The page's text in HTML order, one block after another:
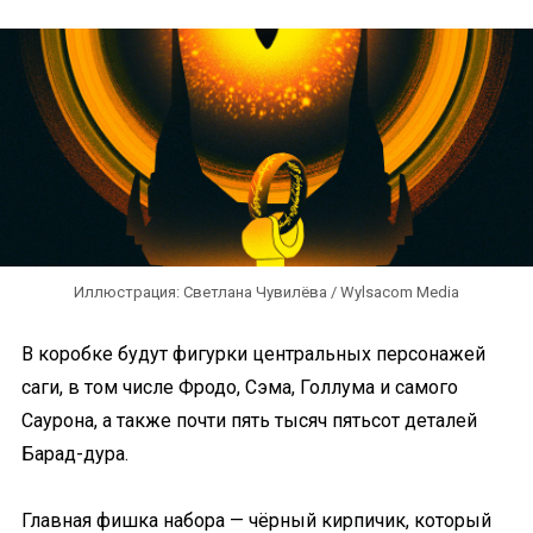
Иллюстрация: Светлана Чувилёва / Wylsacom Media
В коробке будут фигурки центральных персонажей
саги, в том числе Фродо, Сэма, Голлума и самого
Саурона, а также почти пять тысяч пятьсот деталей
Барад-дура.
Главная фишка набора — чёрный кирпичик, который